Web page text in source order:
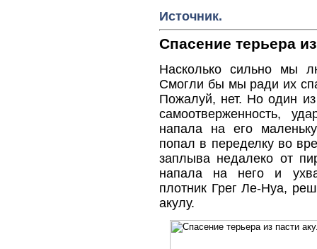
Источник.
Спасение терьера
Насколько сильно мы
Смогли бы мы ради их
Пожалуй, нет. Но один
самоотверженность,
напала на его
попал в переделку во
заплыва недалеко от
напала на него и
плотник Грег Ле-Нуа,
акулу.